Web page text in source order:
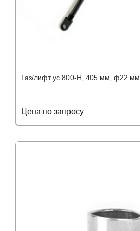
Газ/лифт ус.800-Н, 405 мм, ф22 мм
Цена по запросу